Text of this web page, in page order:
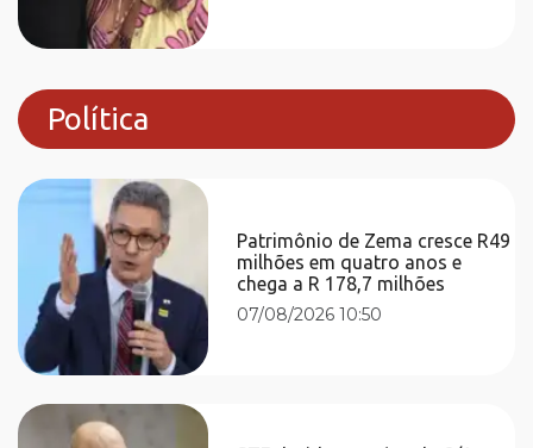
Política
Patrimônio de Zema cresce R49
milhões em quatro anos e
chega a R 178,7 milhões
07/08/2026 10:50